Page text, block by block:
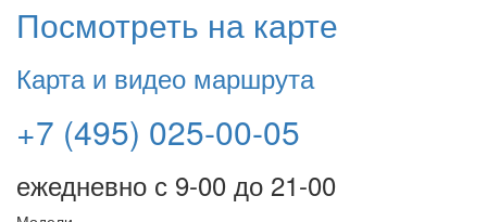
Посмотреть на карте
Карта и видео маршрута
+7 (495) 025-00-05
ежедневно с 9-00 до 21-00